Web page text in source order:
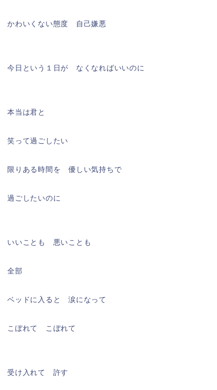
かわいくない態度 自己嫌悪
今日という１日が なくなればいいのに
本当は君と
笑って過ごしたい
限りある時間を 優しい気持ちで
過ごしたいのに
いいことも 悪いことも
全部
ベッドに入ると 涙になって
こぼれて こぼれて
受け入れて 許す